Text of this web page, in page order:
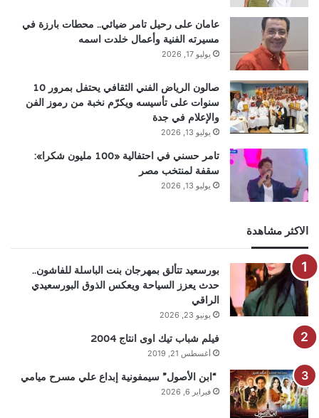
عامان على رحيل تامر ضيائي.. محطات بارزة في
مسيرته الفنية وأعمال خلدت اسمه
يوليو 17, 2026
صالون الرياض الفني الثقافي يحتفل بمرور 10
سنوات على تأسيسه ويكرّم نخبة من رموز الفن
والإعلام في جدة
يوليو 13, 2026
تامر حسني في احتفالية «100 مليون شكرا»:
سقفة لمنتخب مصر
يوليو 13, 2026
الاكثر مشاهدة
بورسعيد تتألق بمهرجان بنت الباسلة للفاشون..
حدث يعزز السياحة ويعكس الذوق البورسعيدي
الراقي
يونيو 23, 2026
فيلم شباب تيك اوى انتاج 2004
أغسطس 21, 2019
“ابن الأصول” سيمفونية إبداع علي مسرح ميامي
فبراير 6, 2026